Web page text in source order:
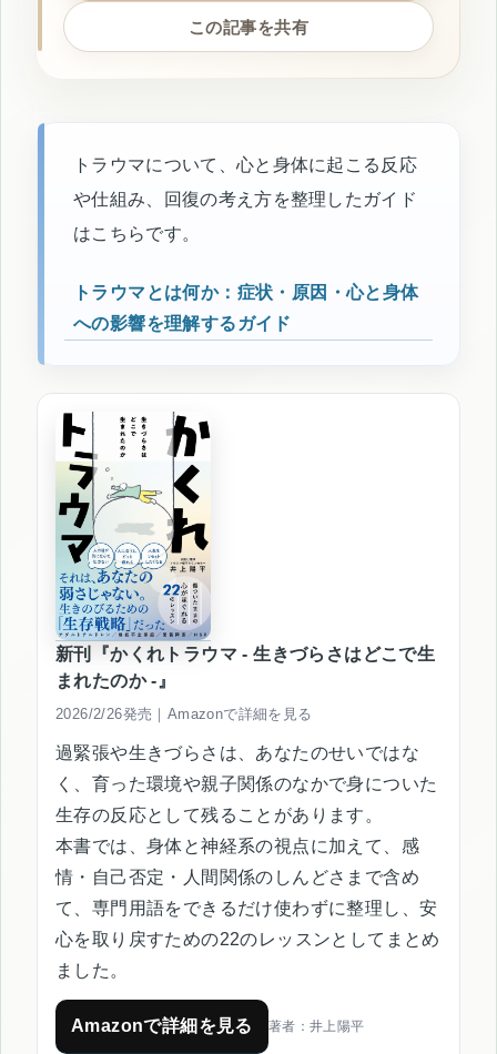
この記事を共有
トラウマについて、心と身体に起こる反応
や仕組み、回復の考え方を整理したガイド
はこちらです。
トラウマとは何か：症状・原因・心と身体
への影響を理解するガイド
新刊『かくれトラウマ - 生きづらさはどこで生
まれたのか -』
2026/2/26発売｜Amazonで詳細を見る
過緊張や生きづらさは、あなたのせいではな
く、育った環境や親子関係のなかで身についた
生存の反応として残ることがあります。
本書では、身体と神経系の視点に加えて、感
情・自己否定・人間関係のしんどさまで含め
て、専門用語をできるだけ使わずに整理し、安
心を取り戻すための22のレッスンとしてまとめ
ました。
Amazonで詳細を見る 著者：井上陽平